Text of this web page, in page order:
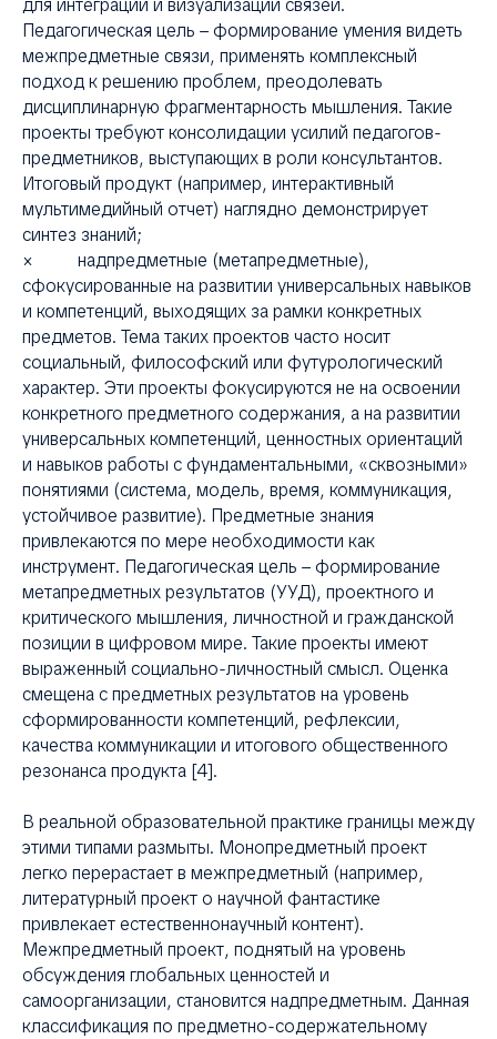
для интеграции и визуализации связей.
Педагогическая цель – формирование умения видеть
межпредметные связи, применять комплексный
подход к решению проблем, преодолевать
дисциплинарную фрагментарность мышления. Такие
проекты требуют консолидации усилий педагогов-
предметников, выступающих в роли консультантов.
Итоговый продукт (например, интерактивный
мультимедийный отчет) наглядно демонстрирует
синтез знаний;
× надпредметные (метапредметные),
сфокусированные на развитии универсальных навыков
и компетенций, выходящих за рамки конкретных
предметов. Тема таких проектов часто носит
социальный, философский или футурологический
характер. Эти проекты фокусируются не на освоении
конкретного предметного содержания, а на развитии
универсальных компетенций, ценностных ориентаций
и навыков работы с фундаментальными, «сквозными»
понятиями (система, модель, время, коммуникация,
устойчивое развитие). Предметные знания
привлекаются по мере необходимости как
инструмент. Педагогическая цель – формирование
метапредметных результатов (УУД), проектного и
критического мышления, личностной и гражданской
позиции в цифровом мире. Такие проекты имеют
выраженный социально-личностный смысл. Оценка
смещена с предметных результатов на уровень
сформированности компетенций, рефлексии,
качества коммуникации и итогового общественного
резонанса продукта [4].
В реальной образовательной практике границы между
этими типами размыты. Монопредметный проект
легко перерастает в межпредметный (например,
литературный проект о научной фантастике
привлекает естественнонаучный контент).
Межпредметный проект, поднятый на уровень
обсуждения глобальных ценностей и
самоорганизации, становится надпредметным. Данная
классификация по предметно-содержательному